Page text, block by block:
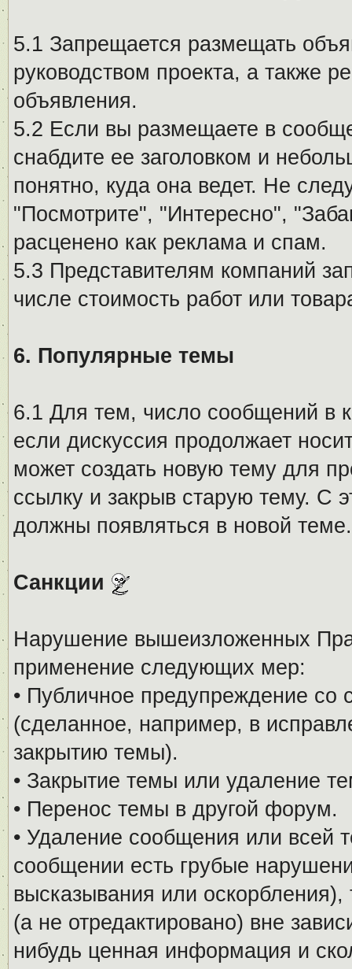
5.1 Запрещается размещать
руководством проекта, а также
объявления.
5.2 Если вы размещаете в
снабдите ее заголовком и
понятно, куда она ведет. Не
"Посмотрите", "Интересно",
расценено как реклама и спам.
5.3 Представителям компаний
числе стоимость работ или
6. Популярные темы
6.1 Для тем, число сообщений в
если дискуссия продолжает
может создать новую тему для
ссылку и закрыв старую тему. С
должны появляться в новой теме.
Санкции
Нарушение вышеизложенных
применение следующих мер:
• Публичное предупреждение
(сделанное, например, в
закрытию темы).
• Закрытие темы или удаление
• Перенос темы в другой форум.
• Удаление сообщения или всей
сообщении есть грубые
высказывания или
(а не отредактировано) вне
нибудь ценная информация и